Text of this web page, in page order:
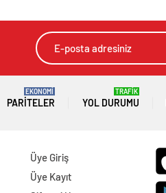
PARITELER
EKONOMİ
YOL DURUMU
TRAFİK
Üye Giriş
Üye Kayıt